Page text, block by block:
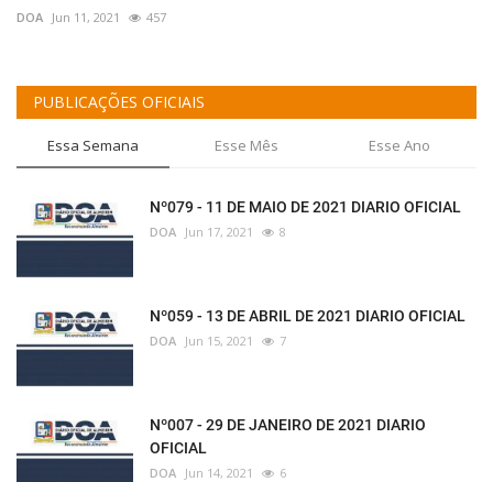
DOA Jun 11, 2021 457
PUBLICAÇÕES OFICIAIS
Essa Semana Esse Mês Esse Ano
Nº079 - 11 DE MAIO DE 2021 DIARIO OFICIAL
DOA Jun 17, 2021 8
Nº059 - 13 DE ABRIL DE 2021 DIARIO OFICIAL
DOA Jun 15, 2021 7
Nº007 - 29 DE JANEIRO DE 2021 DIARIO
OFICIAL
DOA Jun 14, 2021 6